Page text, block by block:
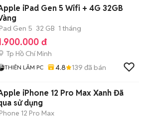
iPad Gen 5 Wifi + 4G 32GB
Gen 5 32 GB 1 tháng
đ
Tp Hồ Chí Minh
THIÊN LÂM PC 4.8 139 đã bán
iPhone 12 Pro Max Xanh Đã
sử dụng
12 Pro Max